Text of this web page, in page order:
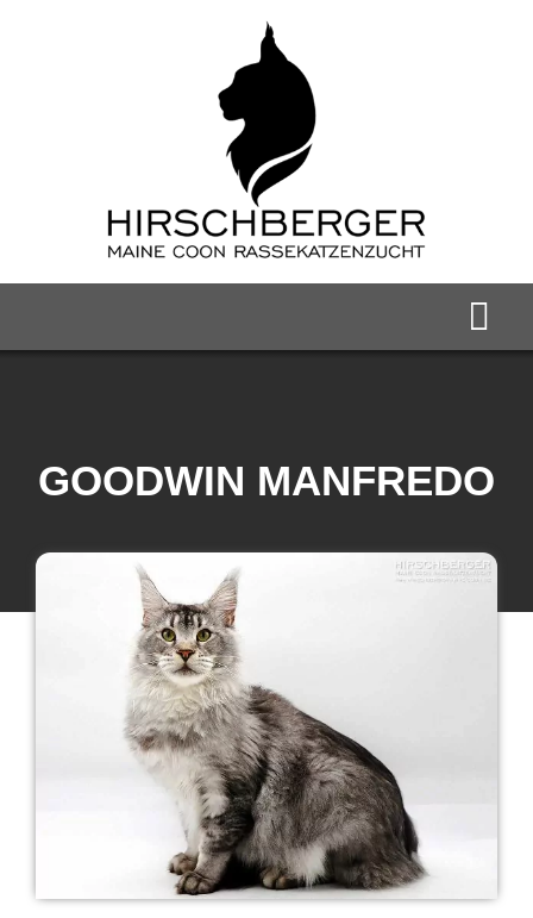
Maine Coon Kater
Maine Coon Babys
Maine Coon Kastraten
GOODWIN MANFREDO